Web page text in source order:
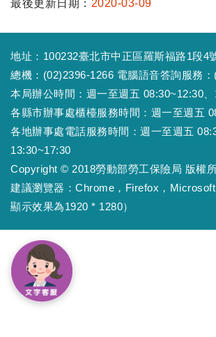
最後更新日期： 2020-03-09
地址：100232臺北市中正區羅斯福路1段4
總機：(02)2396-1266 電腦語音答詢服務
本局辦公時間：週一至週五 08:30~12:30
各縣市辦事處櫃檯服務時間：週一至週五
各地辦事處電話服務時間：週一至週五
13:30~17:30
Copyright © 2018勞動部勞工保險局 版權
建議瀏覽器：Chrome，Firefox，
顯示效果為1920 * 1280）